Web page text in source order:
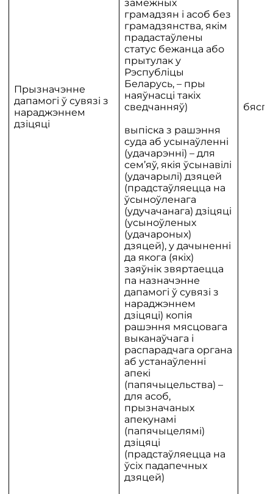
Прызначэнне
дапамогі ў сувязі з
нараджэннем
дзіцяці
замежных
грамадзян і асоб без
грамадзянства, якім
прадастаўлены
статус бежанца або
прытулак у
Рэспубліцы
Беларусь, – пры
наяўнасці такіх
сведчанняў)
выпіска з рашэння
суда аб усынаўленні
(удачарэнні) – для
сем’яў, якія ўсынавілі
(удачарылі) дзяцей
(прадстаўляецца на
ўсыноўленага
(удучачанага) дзіцяці
(усыноўленых
(удачароных)
дзяцей), у дачыненні
да якога (якіх)
заяўнік звяртаецца
па назначэнне
дапамогі ў сувязі з
нараджэннем
дзіцяці) копія
рашэння мясцовага
выканаўчага і
распарадчага органа
аб устанаўленні
апекі
(папячыцельства) –
для асоб,
прызначаных
апекунамі
(папячыцелямі)
дзіцяці
(прадстаўляецца на
ўсіх падапечных
дзяцей)